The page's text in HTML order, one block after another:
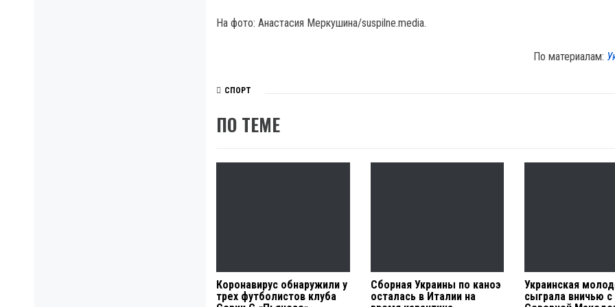
На фото: Анастасия Меркушина/suspilne.media.
По материалам:
СПОРТ
ПО ТЕМЕ
Коронавирус обнаружили у
трех футболистов клуба
Сборная Украины по каноэ
осталась в Италии на
Украинская
сыграла вничью с